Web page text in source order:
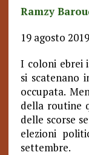
Ramzy
19 agosto
I coloni ebrei
si scatenano
occupata.
della routine
delle scorse
elezioni
settembre.